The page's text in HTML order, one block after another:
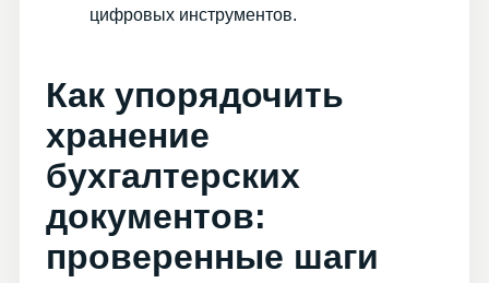
цифровых инструментов.
Как упорядочить
хранение
бухгалтерских
документов:
проверенные шаги